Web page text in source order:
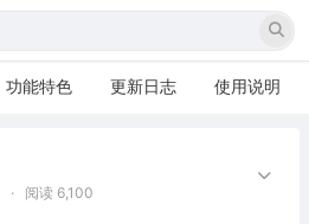
功能特色 更新日志 使用说明
· 阅读 6,100